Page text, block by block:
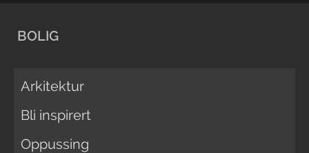
BOLIG
Arkitektur
Bli inspirert
Oppussing